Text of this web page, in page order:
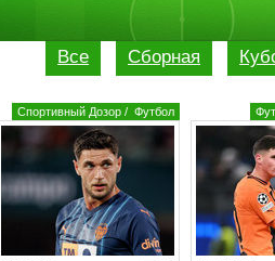
Все Сборная
Спортивный Дозор / Футбол